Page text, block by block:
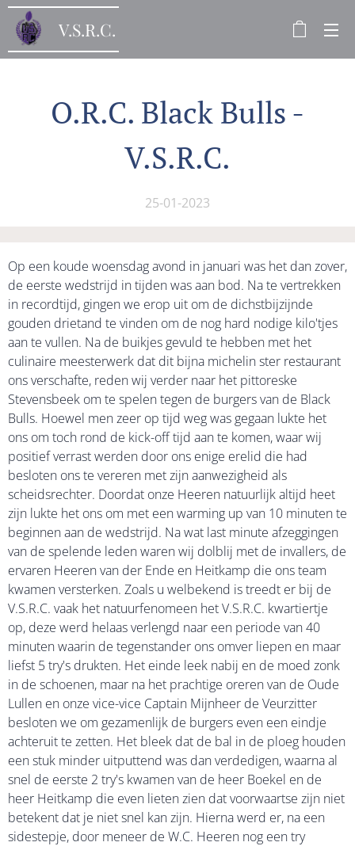
V.S.R.C.
O.R.C. Black Bulls -
V.S.R.C.
25-01-2023
Op een koude woensdag avond in januari was het dan zover,
de eerste wedstrijd in tijden was aan bod. Na te vertrekken
in recordtijd, gingen we erop uit om de dichstbijzijnde
gouden drietand te vinden om de nog hard nodige kilo'tjes
aan te vullen. Na de buikjes gevuld te hebben met het
culinaire meesterwerk dat dit bijna michelin ster restaurant
ons verschafte, reden wij verder naar het pittoreske
Stevensbeek om te spelen tegen de burgers van de Black
Bulls. Hoewel men zeer op tijd weg was gegaan lukte het
ons om toch rond de kick-off tijd aan te komen, waar wij
positief verrast werden door ons enige erelid die had
besloten ons te vereren met zijn aanwezigheid als
scheidsrechter. Doordat onze Heeren natuurlijk altijd heet
zijn lukte het ons om met een warming up van 10 minuten te
beginnen aan de wedstrijd. Na wat last minute afzeggingen
van de spelende leden waren wij dolblij met de invallers, de
ervaren Heeren van der Ende en Heitkamp die ons team
kwamen versterken. Zoals u welbekend is treedt er bij de
V.S.R.C. vaak het natuurfenomeen het V.S.R.C. kwartiertje
op, deze werd helaas verlengd naar een periode van 40
minuten waarin de tegenstander ons omver liepen en maar
liefst 5 try's drukten. Het einde leek nabij en de moed zonk
in de schoenen, maar na het prachtige oreren van de Oude
Lullen en onze vice-vice Captain Mijnheer de Veurzitter
besloten we om gezamenlijk de burgers even een eindje
achteruit te zetten. Het bleek dat de bal in de ploeg houden
een stuk minder uitputtend was dan verdedigen, waarna al
snel de eerste 2 try's kwamen van de heer Boekel en de
heer Heitkamp die even lieten zien dat voorwaartse zijn niet
betekent dat je niet snel kan zijn. Hierna werd er, na een
sidestepje, door meneer de W.C. Heeren nog een try